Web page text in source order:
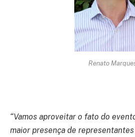
Renato
“Vamos aproveitar o fato do
maior presença de